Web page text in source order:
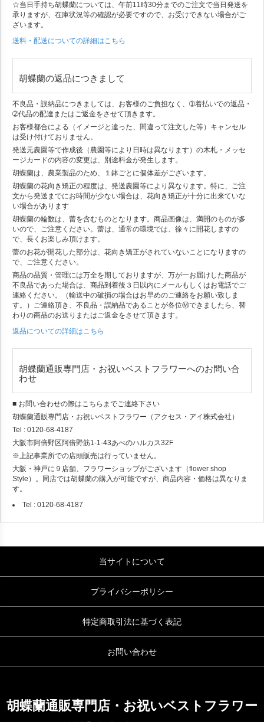
☆当日手持ち胡蝶蘭については、午前11時30分までのご注文で当日発送を
承りますが、在庫状況等の確認が必要ですので、お受けできない場合がご
ざいます。
送料・配送についての詳細はこちら
胡蝶蘭の返品につきまして
不良品・誤納品につきましては、お客様のご負担なく、➀着払いでの返品・
➁代品の配達またはご返金をさせて頂きます。
お客様都合による（イメージと違った、間違って注文した等）キャンセル
は受け付けておりません。
発送元農園等で作成後（農園等により日時は異なります）の木札・メッセ
ージカードの内容の変更は、別途料金が発生します。
胡蝶蘭は、農業製品のため、１鉢ごとに個体差がございます。
胡蝶蘭の花向き矯正の程度は、発送農園等により異なります。特に、ご注
文から発送までにお時間が少ない場合は、花向き矯正が十分に出来ていな
い場合があります
胡蝶蘭の輪数は、蕾を含むものとなります。商品画像は、満開のものが多
いので、ご注意ください。蕾は、通常の環境では、徐々に開花しますの
で、長くお楽しみ頂けます。
蕾のお花が開花した部分は、花向き矯正がされていないことになりますの
で、ご注意ください。
商品の品質・管理には万全を期しておりますが、万が一お届けした商品が
不良品であった場合は、商品到着後３日以内にメールもしくはお電話でご
連絡ください。（輸送中の破損の場合はお早めのご連絡をお願い致しま
す。）ご連絡頂き、不良品・誤納品であることが各位Ⓜできましたら、替
わりの商品のお送りまたはご返金をさせて頂きます。
返品についての詳細はこちら
胡蝶蘭通販専門店・お祝いベストフラワーへのお問い合
わせ
■ お問い合わせの際はこちらまでご連絡下さい
胡蝶蘭通販専門店・お祝いベストフラワー（アクセス・アイ株式会社）
Tel : 0120-68-4187
大阪市阿倍野区阿倍野筋1-1-43あべのハルカス32F
※上記事業所での店頭販売は行っていません。
大阪・神戸に９店舗、フラワーショップがございます（flower shop
Style）。同店では胡蝶蘭の購入が可能ですが、商品内容・価格は異なりま
す。
Tel : 0120-68-4187
当サイトについて
プライバシーポリシー
特定商取引法に基づく表記
お問い合わせ
胡蝶蘭通販専門店・お祝いベストフラワー